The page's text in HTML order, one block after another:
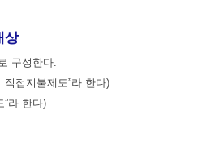
상
구성한다.
접지불제도”라 한다)
라 한다)